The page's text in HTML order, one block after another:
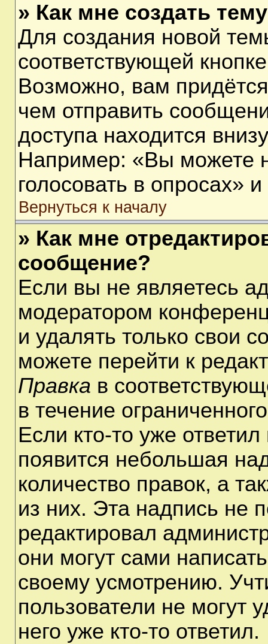
» Как мне создать
Для создания новой
соответствующей
Возможно, вам
чем отправить
доступа находится
Например: «Вы можете
голосовать в опросах» и
Вернуться к началу
» Как мне
сообщение?
Если вы не являетесь
модератором
и удалять только свои
можете перейти к
Правка в
в течение
Если кто-то уже
появится небольшая
количество правок, а
из них. Эта надпись не
редактировал
они могут сами
своему усмотрению.
пользователи не могут
него уже кто-то ответил.